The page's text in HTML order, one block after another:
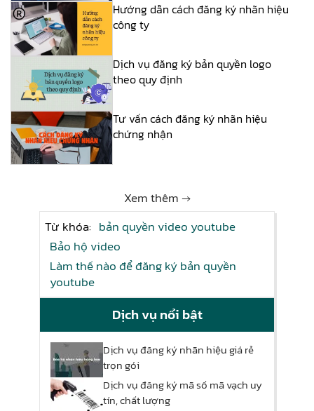
Hướng dẫn cách đăng ký nhãn hiệu
công ty
Dịch vụ đăng ký bản quyền logo
theo quy định
Tư vấn cách đăng ký nhãn hiệu
chứng nhận
Xem thêm →
Từ khóa: bản quyền video youtube
Bảo hộ video
Làm thế nào để đăng ký bản quyền
youtube
Dịch vụ nổi bật
Dịch vụ đăng ký nhãn hiệu giá rẻ
trọn gói
Dịch vụ đăng ký mã số mã vạch uy
tín, chất lượng